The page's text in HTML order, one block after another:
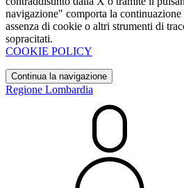
navigazione" comporta la
assenza di cookie o altri strumenti di
sopracitati.
COOKIE POLICY
Continua la navigazione
Regione Lombardia